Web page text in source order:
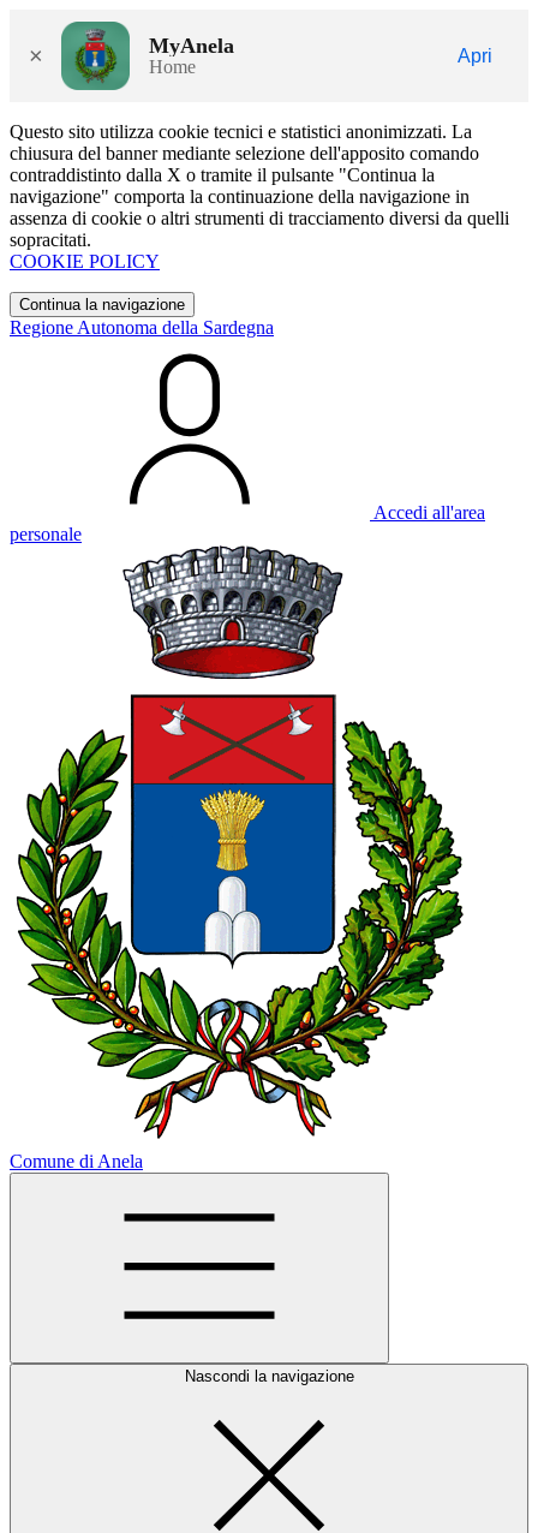
× MyAnela
Home
Apri
Questo sito utilizza cookie tecnici e statistici anonimizzati. La
chiusura del banner mediante selezione dell'apposito comando
contraddistinto dalla X o tramite il pulsante "Continua la
navigazione" comporta la continuazione della navigazione in
assenza di cookie o altri strumenti di tracciamento diversi da quelli
sopracitati.
COOKIE POLICY
Continua la navigazione
Regione Autonoma della Sardegna
Accedi all'area
personale
Comune di Anela
Nascondi la navigazione